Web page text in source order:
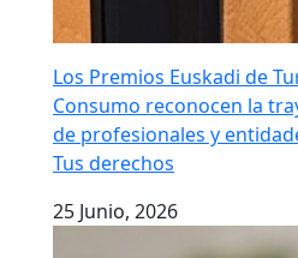
Los Premios Euskadi de
Consumo reconocen la
de profesionales y
Tus derechos
25 Junio, 2026